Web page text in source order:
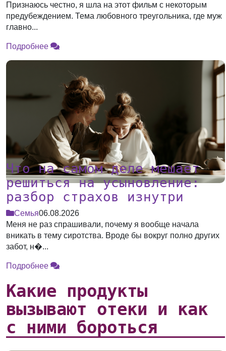
Признаюсь честно, я шла на этот фильм с некоторым
предубеждением. Тема любовного треугольника, где муж
главно...
Подробнее
Что на самом деле мешает
решиться на усыновление:
разбор страхов изнутри
Семья06.08.2026
Меня не раз спрашивали, почему я вообще начала
вникать в тему сиротства. Вроде бы вокруг полно других
забот, н�...
Подробнее
Какие продукты
вызывают отеки и как
с ними бороться